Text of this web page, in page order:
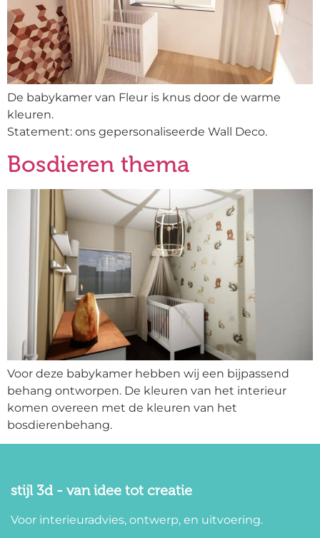
De babykamer van Fleur is knus door de warme
kleuren.
Statement: ons gepersonaliseerde Wall Deco.
Bosdieren thema
Voor deze babykamer hebben wij een bijpassend
behang ontworpen. De kleuren van het interieur
komen overeen met de kleuren van het
bosdierenbehang.
stijl 3d - van idee tot creatie
Voor interieuradvies, ontwerp, en uitvoering.